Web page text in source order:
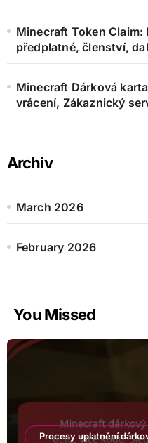
Minecraft Token
předplatné, členství,
Minecraft Dárková
vrácení, Zákaznický
Archiv
March 2026
February 2026
You Missed
Procesy uplatnění